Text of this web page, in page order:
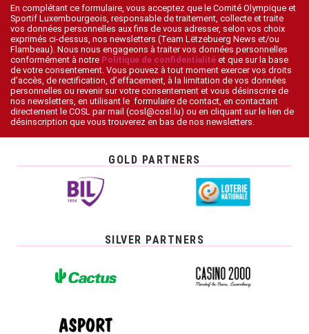
En complétant ce formulaire, vous acceptez que le Comité Olympique et
Sportif Luxembourgeois, responsable de traitement, collecte et traite
vos données personnelles aux fins de vous adresser, selon vos choix
exprimés ci-dessus, nos newsletters (Team Lëtzebuerg News et/ou
Flambeau). Nous nous engageons à traiter vos données personnelles
conformément à notre Politique de confidentialité et que sur la base
de votre consentement. Vous pouvez à tout moment exercer vos droits
d’accès, de rectification, d’effacement, à la limitation de vos données
personnelles ou revenir sur votre consentement et vous désinscrire de
nos newsletters, en utilisant le formulaire de contact, en contactant
directement le COSL par mail (cosl@cosl.lu) ou en cliquant sur le lien de
désinscription que vous trouverez en bas de nos newsletters.
GOLD PARTNERS
SILVER PARTNERS